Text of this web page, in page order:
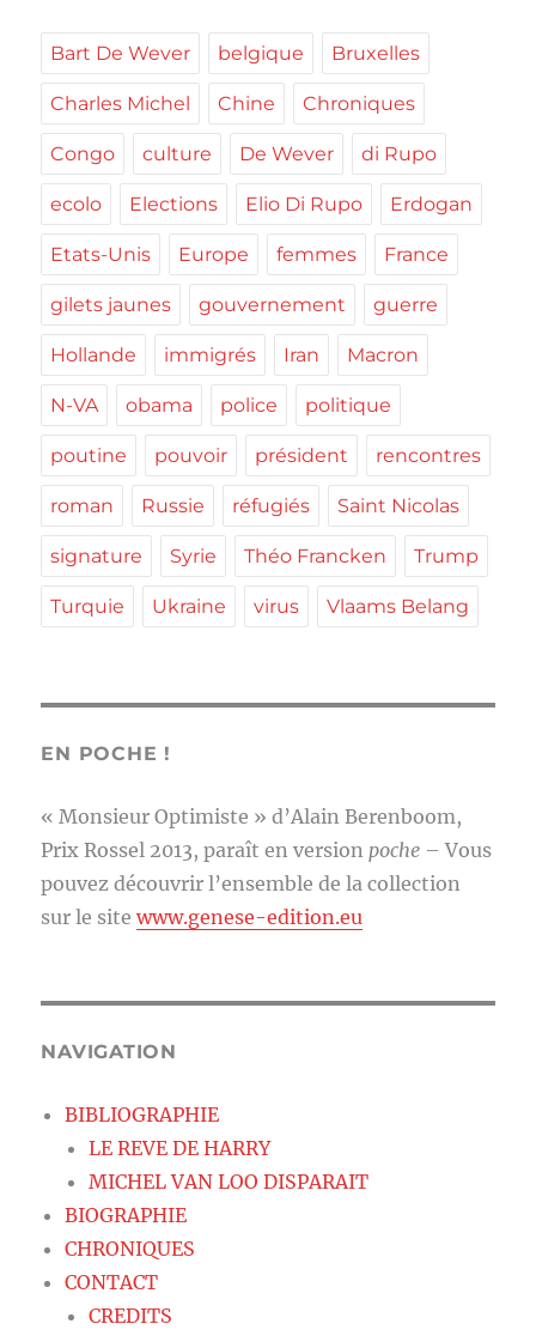
Bart De Wever belgique Bruxelles
Charles Michel Chine Chroniques
Congo culture De Wever di Rupo
ecolo Elections Elio Di Rupo Erdogan
Etats-Unis Europe femmes France
gilets jaunes gouvernement guerre
Hollande immigrés Iran Macron
N-VA obama police politique
poutine pouvoir président rencontres
roman Russie réfugiés Saint Nicolas
signature Syrie Théo Francken Trump
Turquie Ukraine virus Vlaams Belang
EN POCHE !
« Monsieur Optimiste » d’Alain Berenboom,
Prix Rossel 2013, paraît en version poche – Vous
pouvez découvrir l’ensemble de la collection
sur le sitewww.genese-edition.eu
NAVIGATION
BIBLIOGRAPHIE
LE REVE DE HARRY
MICHEL VAN LOO DISPARAIT
BIOGRAPHIE
CHRONIQUES
CONTACT
CREDITS